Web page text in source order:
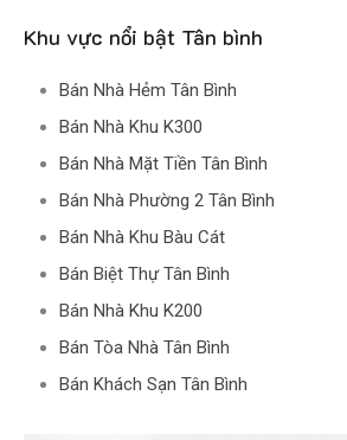
Khu vực nổi bật Tân bình
Bán Nhà Hẻm Tân Bình
Bán Nhà Khu K300
Bán Nhà Mặt Tiền Tân Bình
Bán Nhà Phường 2 Tân Bình
Bán Nhà Khu Bàu Cát
Bán Biệt Thự Tân Bình
Bán Nhà Khu K200
Bán Tòa Nhà Tân Bình
Bán Khách Sạn Tân Bình